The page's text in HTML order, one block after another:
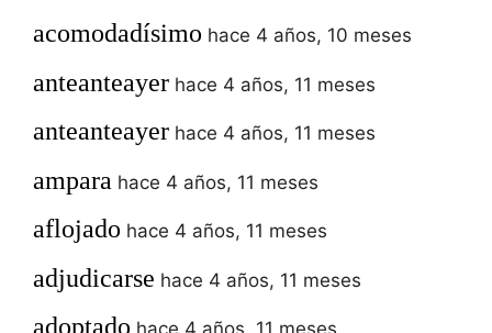
acomodadísimo hace 4 años, 10 meses
anteanteayer hace 4 años, 11 meses
anteanteayer hace 4 años, 11 meses
ampara hace 4 años, 11 meses
aflojado hace 4 años, 11 meses
adjudicarse hace 4 años, 11 meses
adoptado